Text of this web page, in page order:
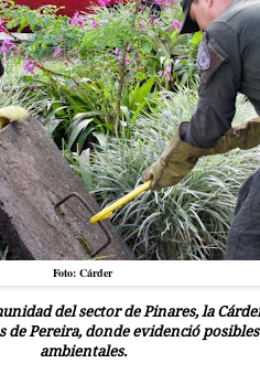
Foto: Cárder
del sector de Pinares, la
de Pereira, donde evidenció
ambientales.